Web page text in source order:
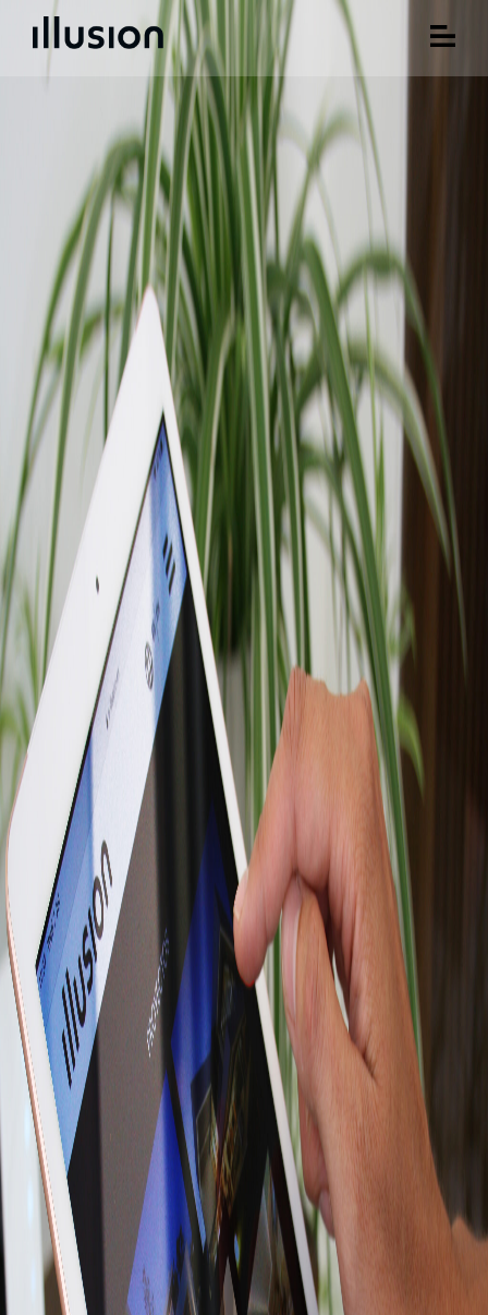
de presentación *